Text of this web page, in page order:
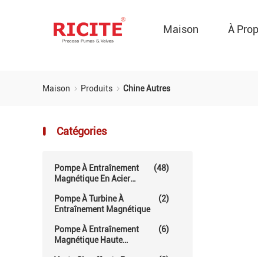
Maison À
Maison Produits Chine Autres
Catégories
Pompe À Entraînement
Magnétique En Acier
(48)
Pompe À Turbine À
Entraînement Magnétique
(2)
Pompe À Entraînement
Magnétique Haute
(6)